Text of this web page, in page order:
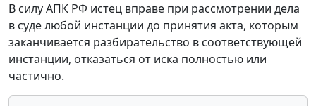
В силу АПК РФ истец вправе при рассмотрении дела
в суде любой инстанции до принятия акта, которым
заканчивается разбирательство в соответствующей
инстанции, отказаться от иска полностью или
частично.